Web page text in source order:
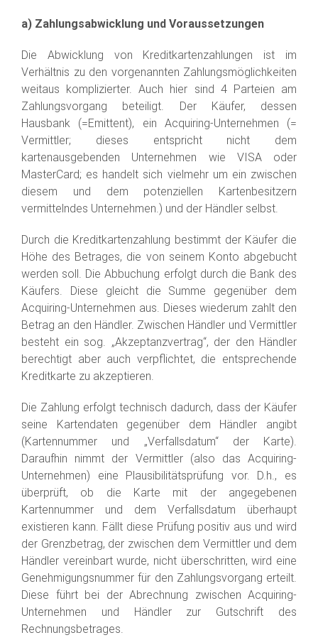
a) Zahlungsabwicklung und Voraussetzungen
Die Abwicklung von Kreditkartenzahlungen ist im
Verhältnis zu den vorgenannten Zahlungsmöglichkeiten
weitaus komplizierter. Auch hier sind 4 Parteien am
Zahlungsvorgang beteiligt. Der Käufer, dessen
Hausbank (=Emittent), ein Acquiring-Unternehmen (=
Vermittler; dieses entspricht nicht dem
kartenausgebenden Unternehmen wie VISA oder
MasterCard; es handelt sich vielmehr um ein zwischen
diesem und dem potenziellen Kartenbesitzern
vermittelndes Unternehmen.) und der Händler selbst.
Durch die Kreditkartenzahlung bestimmt der Käufer die
Höhe des Betrages, die von seinem Konto abgebucht
werden soll. Die Abbuchung erfolgt durch die Bank des
Käufers. Diese gleicht die Summe gegenüber dem
Acquiring-Unternehmen aus. Dieses wiederum zahlt den
Betrag an den Händler. Zwischen Händler und Vermittler
besteht ein sog. „Akzeptanzvertrag“, der den Händler
berechtigt aber auch verpflichtet, die entsprechende
Kreditkarte zu akzeptieren.
Die Zahlung erfolgt technisch dadurch, dass der Käufer
seine Kartendaten gegenüber dem Händler angibt
(Kartennummer und „Verfallsdatum“ der Karte).
Daraufhin nimmt der Vermittler (also das Acquiring-
Unternehmen) eine Plausibilitätsprüfung vor. D.h., es
überprüft, ob die Karte mit der angegebenen
Kartennummer und dem Verfallsdatum überhaupt
existieren kann. Fällt diese Prüfung positiv aus und wird
der Grenzbetrag, der zwischen dem Vermittler und dem
Händler vereinbart wurde, nicht überschritten, wird eine
Genehmigungsnummer für den Zahlungsvorgang erteilt.
Diese führt bei der Abrechnung zwischen Acquiring-
Unternehmen und Händler zur Gutschrift des
Rechnungsbetrages.